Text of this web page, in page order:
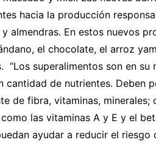
hacia la producción
almendras. En estos nuevos
el chocolate, el arroz
superalimentos son en su
cantidad de nutrientes. Deben
de fibra, vitaminas, minerales;
las vitaminas A y E y el
ayudar a reducir el riesgo